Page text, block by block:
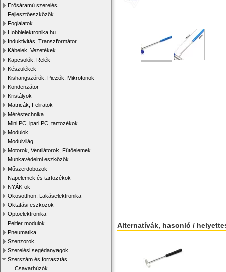
Erősáramú szerelés
Fejlesztőeszközök
Foglalatok
Hobbielektronika.hu
Induktivitás, Transzformátor
Kábelek, Vezetékek
Kapcsolók, Relék
Készülékek
Kishangszórók, Piezók, Mikrofonok
Kondenzátor
Kristályok
Matricák, Feliratok
Méréstechnika
Mini PC, ipari PC, tartozékok
Modulok
Modulvilág
Motorok, Ventilátorok, Fűtőelemek
Munkavédelmi eszközök
Műszerdobozok
Napelemek és tartozékok
NYÁK-ok
Okosotthon, Lakáselektronika
Oktatási eszközök
Optoelektronika
Peltier modulok
Pneumatika
Szenzorok
Szerelési segédanyagok
Szerszám és forrasztás
Csavarhúzók
Alternatívák, hasonló /